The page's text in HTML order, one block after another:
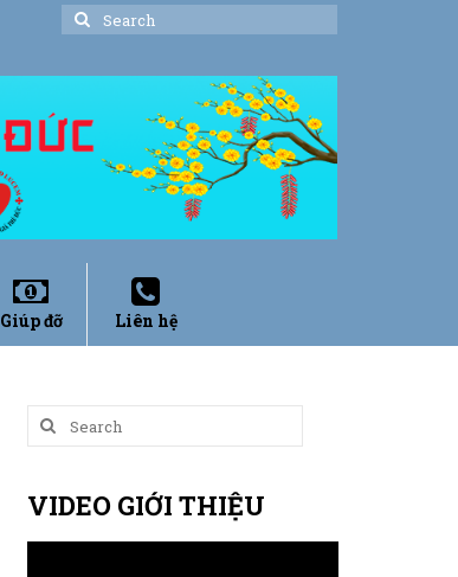
Search
Giúp đỡ Liên hệ
Search
for:
VIDEO GIỚI THIỆU